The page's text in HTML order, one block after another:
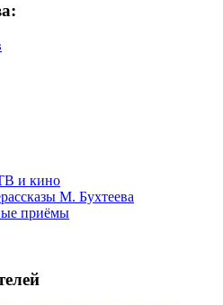
и кино
М. Бухтеева
приёмы